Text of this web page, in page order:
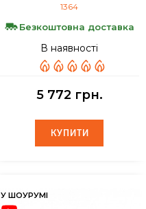
1364
Безкоштовна доставка
В наявності
5 772 грн.
КУПИТИ
КУПИТИ
У ШОУРУМІ